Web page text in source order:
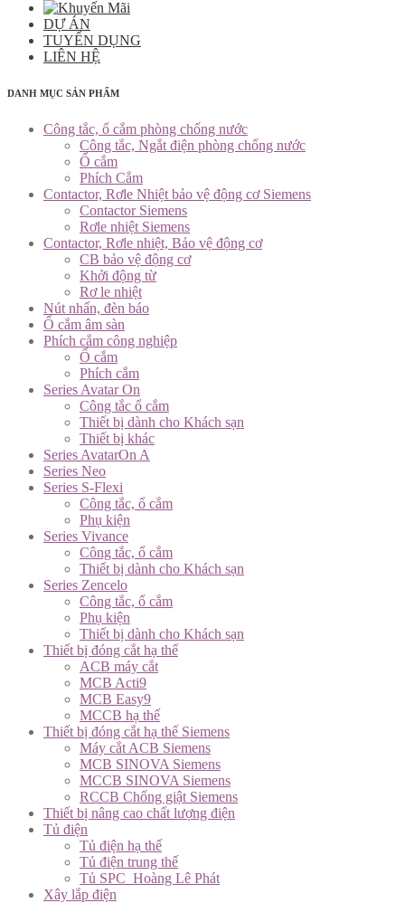
DỰ ÁN
TUYỂN DỤNG
LIÊN HỆ
DANH MỤC SẢN PHẨM
Công tắc, ổ cắm phòng chống nước
Công tắc, Ngắt điện phòng chống nước
Ổ cắm
Phích Cắm
Contactor, Rơle Nhiệt bảo vệ động cơ Siemens
Contactor Siemens
Rơle nhiệt Siemens
Contactor, Rơle nhiệt, Bảo vệ động cơ
CB bảo vệ động cơ
Khởi động từ
Rơ le nhiệt
Nút nhấn, đèn báo
Ổ cắm âm sàn
Phích cắm công nghiệp
Ổ cắm
Phích cắm
Series Avatar On
Công tắc ổ cắm
Thiết bị dành cho Khách sạn
Thiết bị khác
Series AvatarOn A
Series Neo
Series S-Flexi
Công tắc, ổ cắm
Phụ kiện
Series Vivance
Công tắc, ổ cắm
Thiết bị dành cho Khách sạn
Series Zencelo
Công tắc, ổ cắm
Phụ kiện
Thiết bị dành cho Khách sạn
Thiết bị đóng cắt hạ thế
ACB máy cắt
MCB Acti9
MCB Easy9
MCCB hạ thế
Thiết bị đóng cắt hạ thế Siemens
Máy cắt ACB Siemens
MCB SINOVA Siemens
MCCB SINOVA Siemens
RCCB Chống giật Siemens
Thiết bị nâng cao chất lượng điện
Tủ điện
Tủ điện hạ thế
Tủ điện trung thế
Tủ SPC_Hoàng Lê Phát
Xây lắp điện